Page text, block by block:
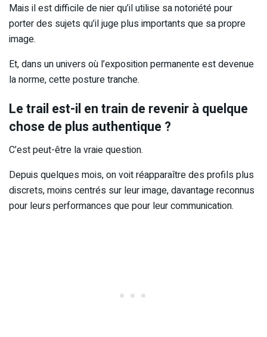
Mais il est difficile de nier qu’il utilise sa notoriété pour
porter des sujets qu’il juge plus importants que sa propre
image.
Et, dans un univers où l’exposition permanente est devenue
la norme, cette posture tranche.
Le trail est-il en train de revenir à quelque
chose de plus authentique ?
C’est peut-être la vraie question.
Depuis quelques mois, on voit réapparaître des profils plus
discrets, moins centrés sur leur image, davantage reconnus
pour leurs performances que pour leur communication.